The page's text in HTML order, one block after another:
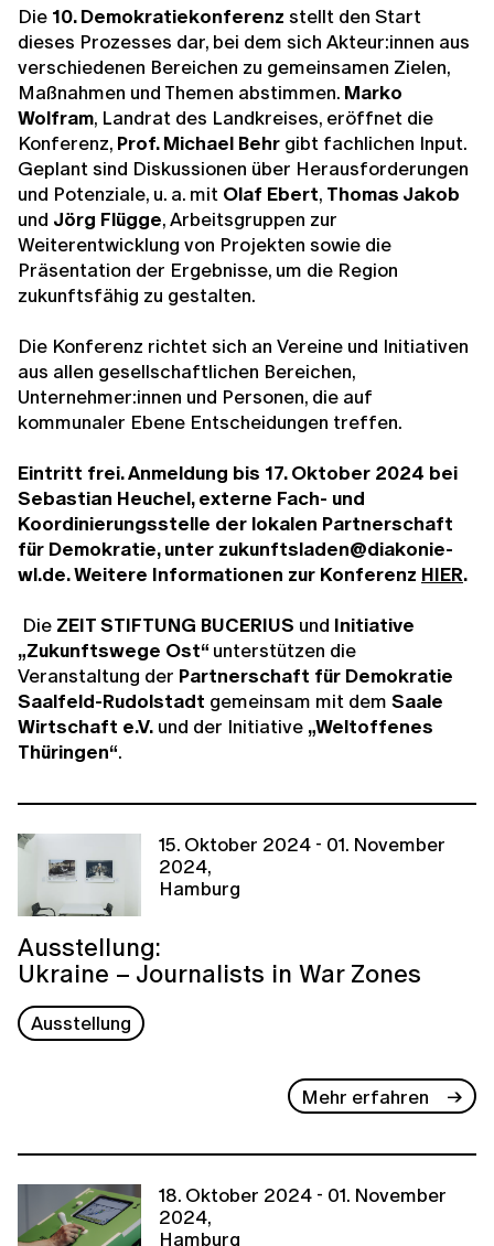
Die 10. Demokratiekonferenz stellt den Start
dieses Prozesses dar, bei dem sich Akteur:innen aus
verschiedenen Bereichen zu gemeinsamen Zielen,
Maßnahmen und Themen abstimmen. Marko
Wolfram, Landrat des Landkreises, eröffnet die
Konferenz, Prof. Michael Behr gibt fachlichen Input.
Geplant sind Diskussionen über Herausforderungen
und Potenziale, u. a. mit Olaf Ebert, Thomas Jakob
und Jörg Flügge, Arbeitsgruppen zur
Weiterentwicklung von Projekten sowie die
Präsentation der Ergebnisse, um die Region
zukunftsfähig zu gestalten.
Die Konferenz richtet sich an Vereine und Initiativen
aus allen gesellschaftlichen Bereichen,
Unternehmer:innen und Personen, die auf
kommunaler Ebene Entscheidungen treffen.
Eintritt frei. Anmeldung bis 17. Oktober 2024 bei
Sebastian Heuchel, externe Fach- und
Koordinierungsstelle der lokalen Partnerschaft
für Demokratie, unter zukunftsladen@diakonie-
wl.de. Weitere Informationen zur Konferenz HIER.
Die ZEIT STIFTUNG BUCERIUS und Initiative
„Zukunftswege Ost“ unterstützen die
Veranstaltung der Partnerschaft für Demokratie
Saalfeld-Rudolstadt gemeinsam mit dem Saale
Wirtschaft e.V. und der Initiative „Weltoffenes
Thüringen“.
15. Oktober 2024 - 01. November
2024,
Hamburg
Ausstellung:
Ukraine – Journalists in War Zones
Ausstellung
Mehr erfahren
18. Oktober 2024 - 01. November
2024,
Hamburg